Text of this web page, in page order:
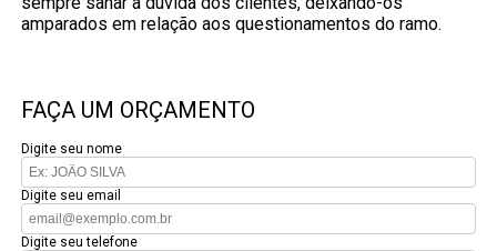
amparados em relação aos questionamentos do ramo.
FAÇA UM ORÇAMENTO
Digite seu nome
Digite seu email
Digite seu telefone